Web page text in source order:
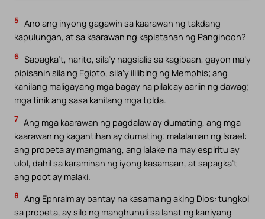
5 Ano ang inyong gagawin sa kaarawan ng takdang
kapulungan, at sa kaarawan ng kapistahan ng Panginoon?
6 Sapagka’t, narito, sila’y nagsialis sa kagibaan, gayon ma’y
pipisanin sila ng Egipto, sila’y ililibing ng Memphis; ang
kanilang maligayang mga bagay na pilak ay aariin ng dawag;
mga tinik ang sasa kanilang mga tolda.
7 Ang mga kaarawan ng pagdalaw ay dumating, ang mga
kaarawan ng kagantihan ay dumating; malalaman ng Israel:
ang propeta ay mangmang, ang lalake na may espiritu ay
ulol, dahil sa karamihan ng iyong kasamaan, at sapagka’t
ang poot ay malaki.
8 Ang Ephraim ay bantay na kasama ng aking Dios: tungkol
sa propeta, ay silo ng manghuhuli sa lahat ng kaniyang